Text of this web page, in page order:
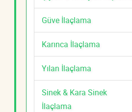
Güve İlaçlama
Karınca İlaçlama
Yılan İlaçlama
Sinek & Kara Sinek
İlaçlama